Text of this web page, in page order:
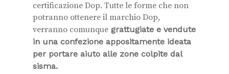
certificazione Dop. Tutte le forme che non
potranno ottenere il marchio Dop,
verranno comunque grattugiate e vendute
in una confezione appositamente ideata
per portare aiuto alle zone colpite dal
sisma.